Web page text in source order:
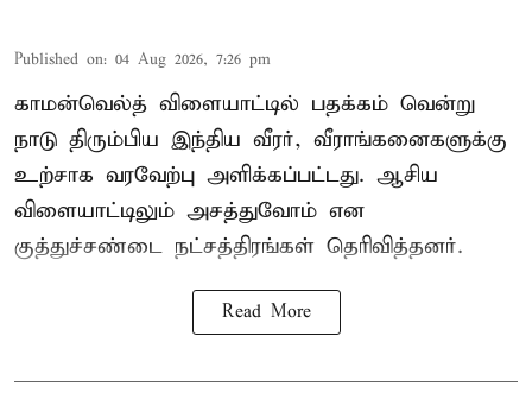
Published on: 04 Aug 2026, 7:26 pm
காமன்வெல்த் விளையாட்டில் பதக்கம் வென்று
நாடு திரும்பிய இந்திய வீரர், வீராங்கனைகளுக்கு
உற்சாக வரவேற்பு அளிக்கப்பட்டது. ஆசிய
விளையாட்டிலும் அசத்துவோம் என
குத்துச்சண்டை நட்சத்திரங்கள் தெரிவித்தனர்.
Read More